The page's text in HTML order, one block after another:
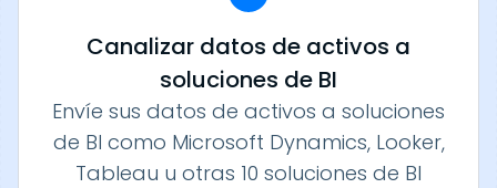
Canalizar datos de activos a
soluciones de BI
Envíe sus datos de activos a soluciones
de BI como Microsoft Dynamics, Looker,
Tableau u otras 10 soluciones de BI